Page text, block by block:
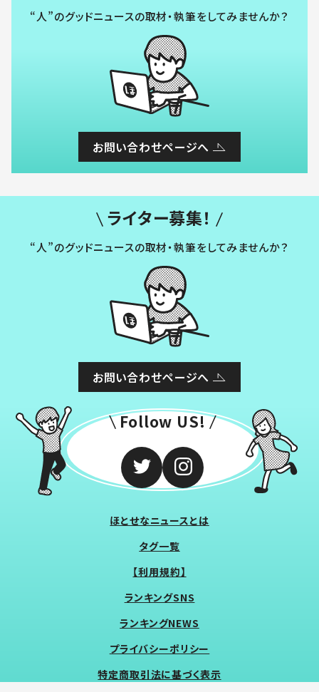
“人”のグッドニュースの取材・執筆をしてみませんか？
お問い合わせページへ
ライター募集！
“人”のグッドニュースの取材・執筆をしてみませんか？
お問い合わせページへ
Follow US!
ほとせなニュースとは
タグ一覧
【利用規約】
ランキングSNS
ランキングNEWS
プライバシーポリシー
特定商取引法に基づく表示